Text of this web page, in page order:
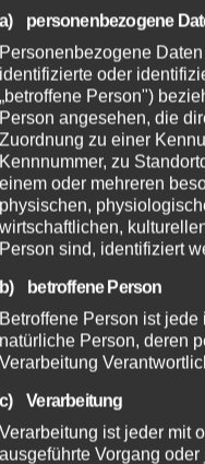
a) personenbezogene
Personenbezogene
identifizierte oder
„betroffene Person")
Person angesehen, die
Zuordnung zu einer
Kennnummer, zu
einem oder mehreren
physischen,
wirtschaftlichen,
Person sind, identifiziert
b) betroffene Person
Betroffene Person ist
natürliche Person, deren
Verarbeitung
c) Verarbeitung
Verarbeitung ist jeder mit
ausgeführte Vorgang